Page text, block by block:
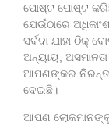
ପୋଷ୍ଟ ପୋଷ୍ଟ
ଯେଉଁଠାରେ
ସର୍ବଦା ଯାହା ଠିକ୍
ଅନ୍ୟାୟ,
ଆପଣଙ୍କର
ଦେଇଛି।
ଆପଣ ଲୋକମାନଙ୍କୁ